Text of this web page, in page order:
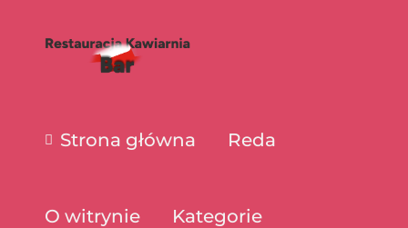
Strona główna Reda
O witrynie Kategorie